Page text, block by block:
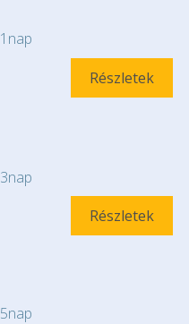
1nap
Részletek
3nap
Részletek
5nap